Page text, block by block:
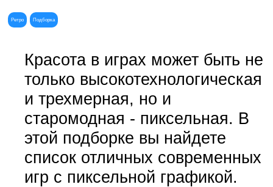
Ретро Подборка
Красота в играх может быть не
только высокотехнологическая
и трехмерная, но и
старомодная - пиксельная. В
этой подборке вы найдете
список отличных современных
игр с пиксельной графикой.